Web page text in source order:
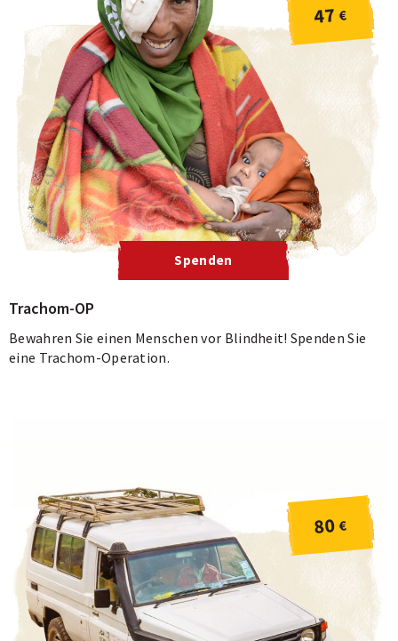
47 €
Spenden
Trachom-OP
Bewahren Sie einen Menschen vor Blindheit! Spenden Sie
eine Trachom-Operation.
80€